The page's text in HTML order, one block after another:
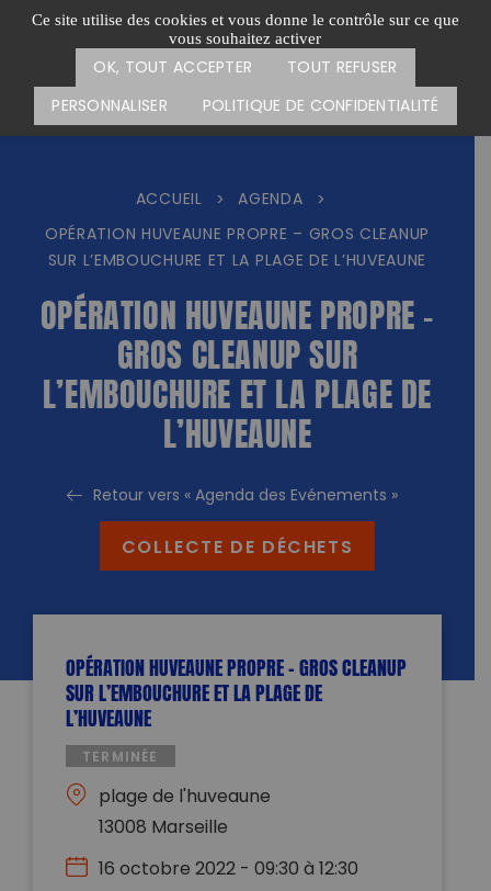
Ce site utilise des cookies et vous donne le contrôle sur ce que
vous souhaitez activer
OK, TOUT ACCEPTER
TOUT REFUSER
PERSONNALISER
POLITIQUE DE CONFIDENTIALITÉ
Passer
Menu
CARTE DES ACTIONS FAIRE UN DON
ACCUEIL > AGENDA
>
OPÉRATION HUVEAUNE PROPRE – GROS CLEANUP
SUR L’EMBOUCHURE ET LA PLAGE DE L’HUVEAUNE
OPÉRATION HUVEAUNE PROPRE –
GROS CLEANUP SUR
L’EMBOUCHURE ET LA PLAGE DE
L’HUVEAUNE
Retour vers « Agenda des Evénements »
COLLECTE DE DÉCHETS
OPÉRATION HUVEAUNE PROPRE – GROS CLEANUP
SUR L’EMBOUCHURE ET LA PLAGE DE
L’HUVEAUNE
TERMINÉE
plage de l'huveaune
13008 Marseille
16 octobre 2022 - 09:30 à 12:30